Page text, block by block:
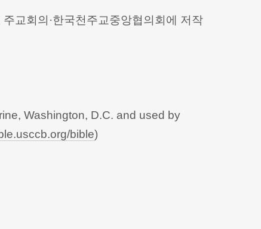
교회의·한국천주교중앙협의회에 저작
Washington, D.C. and used by
bible)